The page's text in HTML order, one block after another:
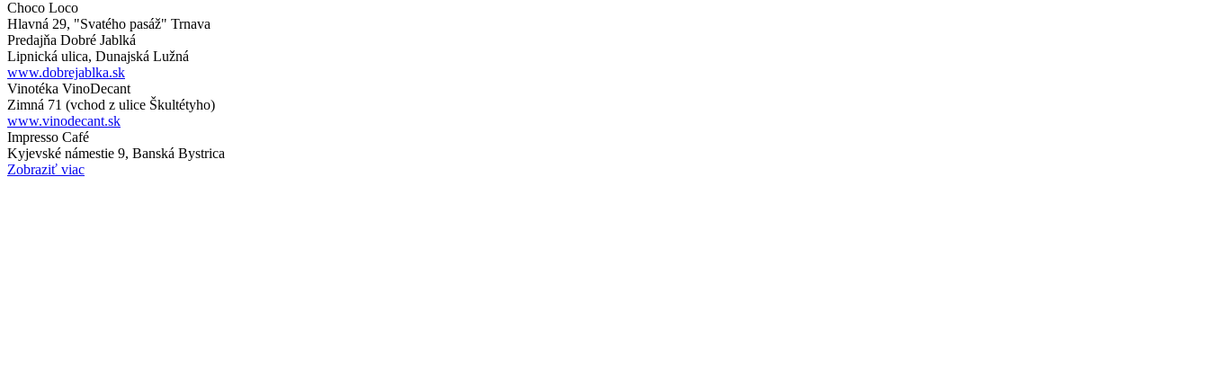
Choco Loco
Hlavná 29, "Svatého pasáž" Trnava
Predajňa Dobré Jablká
Lipnická ulica, Dunajská Lužná
www.dobrejablka.sk
Vinotéka VinoDecant
Zimná 71 (vchod z ulice Škultétyho)
www.vinodecant.sk
Impresso Café
Kyjevské námestie 9, Banská Bystrica
Zobraziť viac